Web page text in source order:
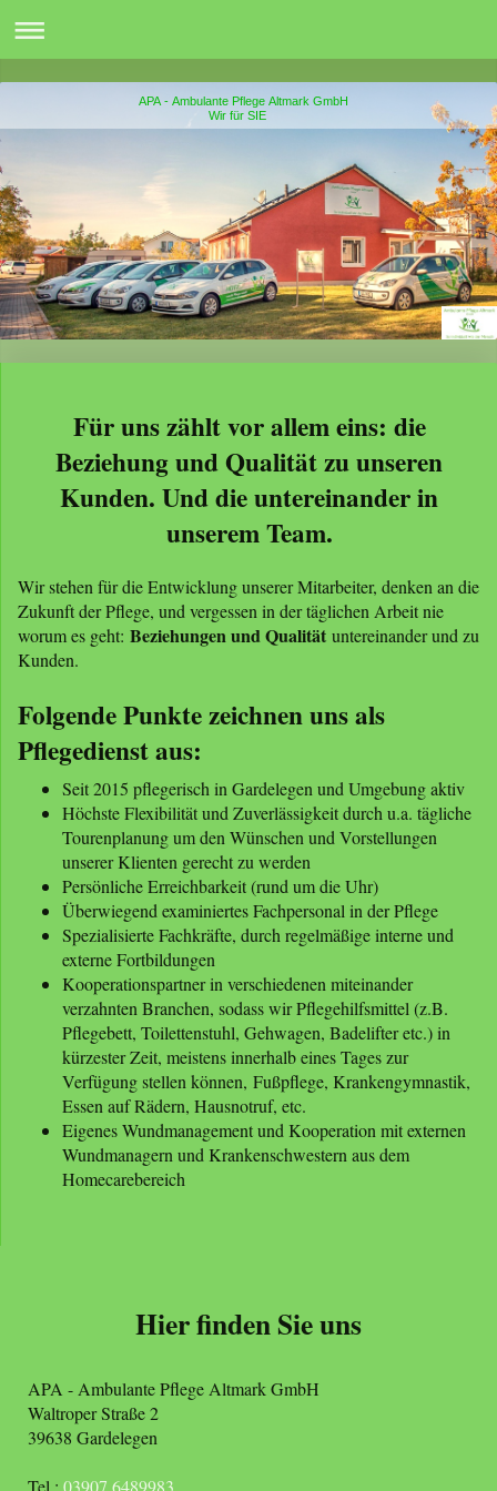
APA - Ambulante Pflege Altmark GmbH
Wir für SIE
Für uns zählt vor allem eins: die
Beziehung und Qualität zu unseren
Kunden. Und die untereinander in
unserem Team.
Wir stehen für die Entwicklung unserer Mitarbeiter, denken an die
Zukunft der Pflege, und vergessen in der täglichen Arbeit nie
worum es geht: Beziehungen und Qualität untereinander und zu
Kunden.
Folgende Punkte zeichnen uns als
Pflegedienst aus:
Seit 2015 pflegerisch in Gardelegen und Umgebung aktiv
Höchste Flexibilität und Zuverlässigkeit durch u.a. tägliche
Tourenplanung um den Wünschen und Vorstellungen
unserer Klienten gerecht zu werden
Persönliche Erreichbarkeit (rund um die Uhr)
Überwiegend examiniertes Fachpersonal in der Pflege
Spezialisierte Fachkräfte, durch regelmäßige interne und
externe Fortbildungen
Kooperationspartner in verschiedenen miteinander
verzahnten Branchen, sodass wir Pflegehilfsmittel (z.B.
Pflegebett, Toilettenstuhl, Gehwagen, Badelifter etc.) in
kürzester Zeit, meistens innerhalb eines Tages zur
Verfügung stellen können, Fußpflege, Krankengymnastik,
Essen auf Rädern, Hausnotruf, etc.
Eigenes Wundmanagement und Kooperation mit externen
Wundmanagern und Krankenschwestern aus dem
Homecarebereich
Hier finden Sie uns
APA - Ambulante Pflege AltmarkGmbH
Waltroper Straße2
39638 Gardelegen
Tel.: 03907 6489983